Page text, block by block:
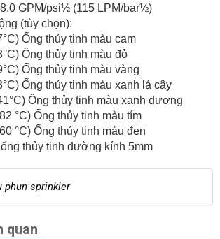
GPM/psi½ (115 LPM/bar½)
(tùy chọn):
Ống thủy tinh màu cam
Ống thủy tinh màu đỏ
Ống thủy tinh màu vàng
Ống thủy tinh màu xanh lá cây
Ống thủy tinh màu xanh dương
°C) Ống thủy tinh màu tím
°C) Ống thủy tinh màu đen
thủy tinh đường kính 5mm
phun sprinkler
quan